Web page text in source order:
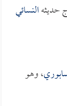
حديثهالنسائي
، وهو